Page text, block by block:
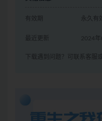
有效期 永久有
最近更新 2024年
下载遇到问题？可联系客服